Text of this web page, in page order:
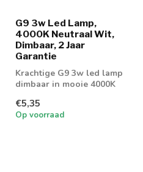
G9 3w Led Lamp,
4000K Neutraal Wit,
Dimbaar, 2 Jaar
Garantie
Krachtige G9 3w led lamp
dimbaar in mooie 4000K
liefst 2...
€5,35
Op voorraad